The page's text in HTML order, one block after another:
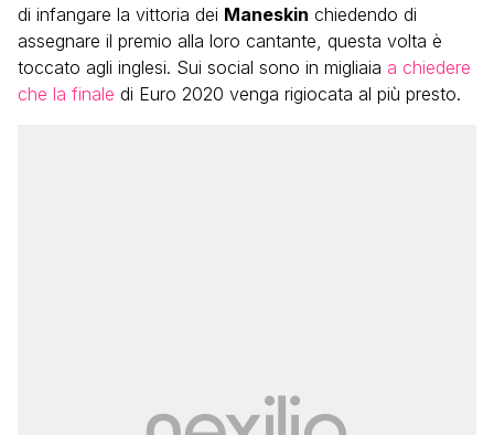
di infangare la vittoria dei Maneskin chiedendo di
assegnare il premio alla loro cantante, questa volta è
toccato agli inglesi. Sui social sono in migliaia a chiedere
che la finale di Euro 2020 venga rigiocata al più presto.